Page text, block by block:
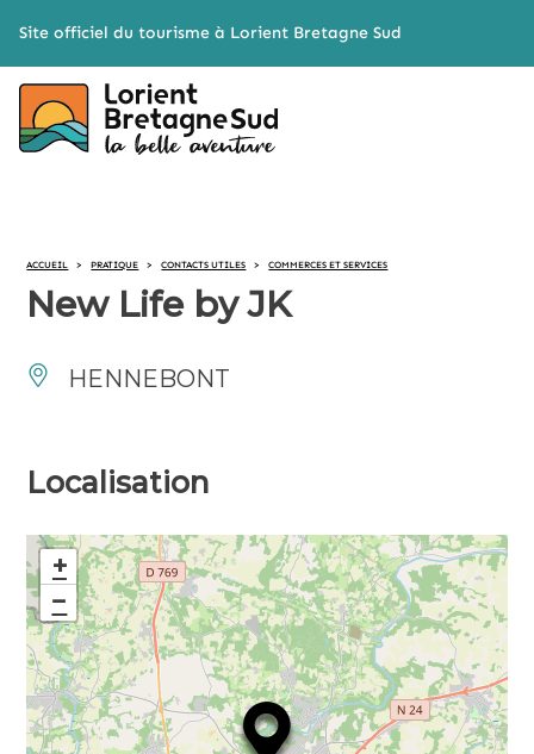
Site officiel du tourisme à Lorient Bretagne Sud
ACCUEIL > PRATIQUE > CONTACTS UTILES > COMMERCES ET SERVICES
New Life by JK
HENNEBONT
Localisation
+
−